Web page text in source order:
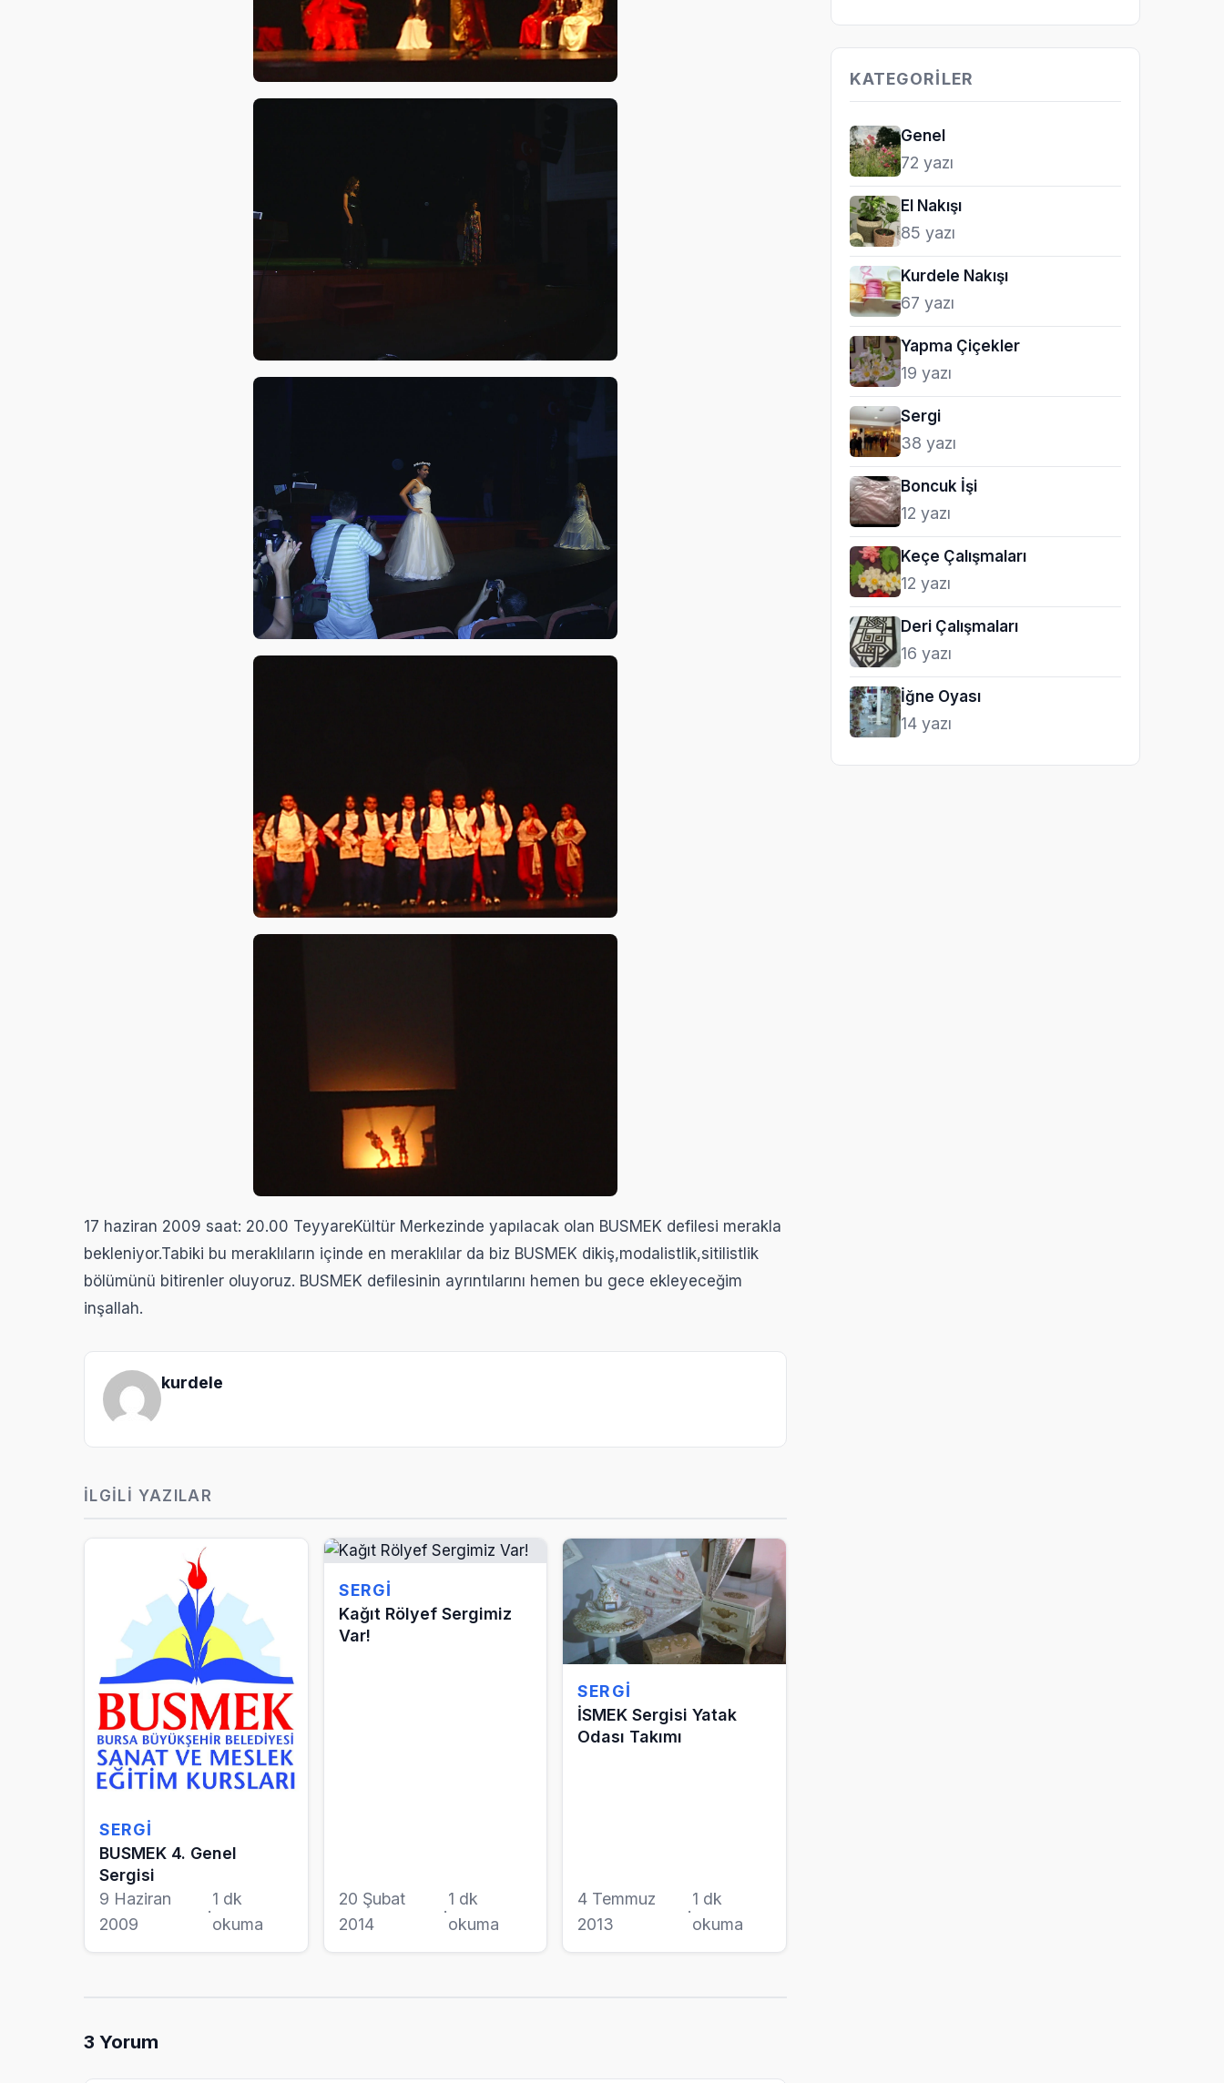
17 haziran 2009 saat: 20.00 TeyyareKültür Merkezinde yapılacak olan BUSMEK defilesi merakla
bekleniyor.Tabiki bu meraklıların içinde en meraklılar da biz BUSMEK dikiş,modalistlik,sitilistlik
bölümünü bitirenler oluyoruz. BUSMEK defilesinin ayrıntılarını hemen bu gece ekleyeceğim
inşallah.
kurdele
İLGILI YAZILAR
SERGI
BUSMEK 4. Genel
Sergisi
9 Haziran
2009
·
1 dk
okuma
SERGI
Kağıt Rölyef Sergimiz
Var!
20 Şubat
2014
·
1 dk
okuma
SERGI
İSMEK Sergisi Yatak
Odası Takımı
4 Temmuz
2013
·
1 dk
okuma
3 Yorum
KATEGORILER
Genel
72 yazı
El Nakışı
85 yazı
Kurdele Nakışı
67 yazı
Yapma Çiçekler
19 yazı
Sergi
38 yazı
Boncuk İşi
12 yazı
Keçe Çalışmaları
12 yazı
Deri Çalışmaları
16 yazı
İğne Oyası
14 yazı